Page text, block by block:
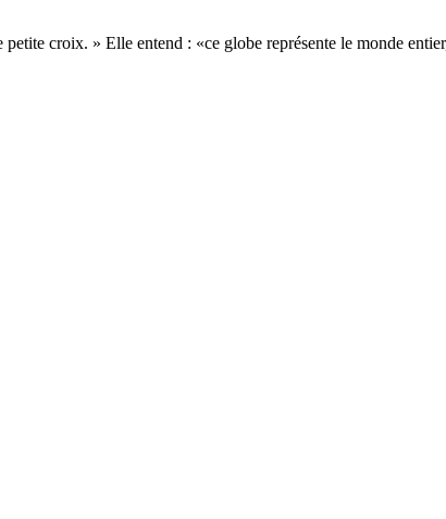
croix. » Elle entend : «ce globe représente le monde